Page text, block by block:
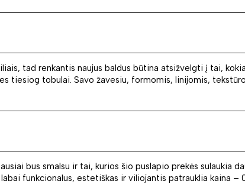
tad renkantis naujus baldus būtina atsižvelgti į tai,
tiesiog tobulai. Savo žavesiu, formomis, linijomis,
bus smalsu ir tai, kurios šio puslapio prekės sulaukia
funkcionalus, estetiškas ir viliojantis patrauklia kaina –